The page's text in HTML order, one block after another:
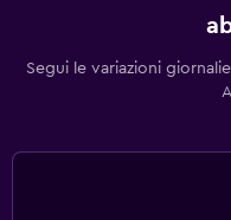
Segui le variazioni